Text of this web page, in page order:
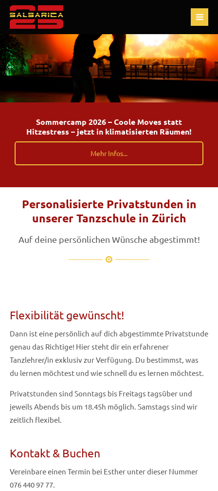
Sommercamp 2026 – Coole Moves statt
Hitzestress – jetzt in klimatisierten Räumen!
Mehr Infos...
Personalisierte Privatstunden in
unserer Tanzschule in Zürich
Auf deine persönlichen Wünsche abgestimmt!
Flexibilität gewünscht!
Dann ist eine persönlich auf dich abgestimmte Privatstunde
genau das Richtige! Hier steht dir ein erfahrener
Tanzlehrer/in exklusiv zur Verfügung. Du bestimmst, was
du lernen möchtest und wie schnell du es lernen möchtest.
Privatstunden sind Sonntags bis Freitags tagsüber und
jeweils Abends bis um 18.45h möglich. Samstags sind wir
zeitlich flexibel.
Kontakt & Buchen
Vereinbare einen Termin bei Esther unter dieser Nummer
076 440 97 77.